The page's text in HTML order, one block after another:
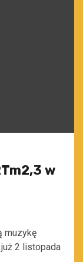
w
muzykę
2 listopada